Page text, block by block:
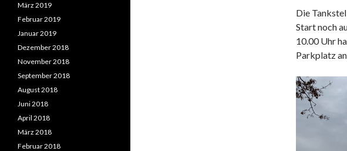
Die
Start noch
10.00 Uhr
Parkplatz
März 2019
Februar 2019
Januar 2019
Dezember 2018
November 2018
September 2018
August 2018
Juni 2018
April 2018
März 2018
Februar 2018